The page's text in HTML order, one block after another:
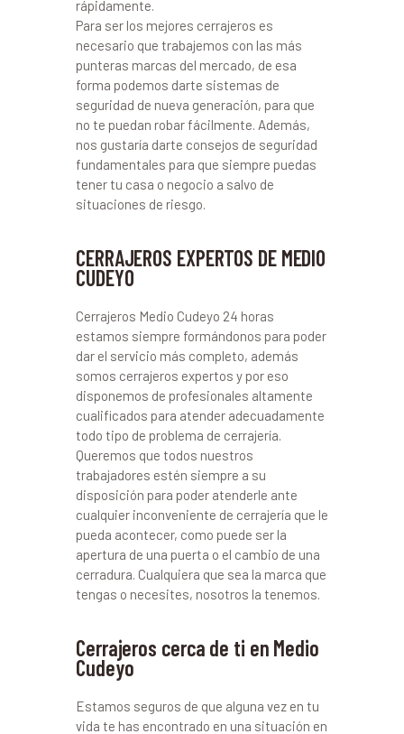
rápidamente.
Para ser los mejores cerrajeros es
necesario que trabajemos con las más
punteras marcas del mercado, de esa
forma podemos darte sistemas de
seguridad de nueva generación, para que
no te puedan robar fácilmente. Además,
nos gustaría darte consejos de seguridad
fundamentales para que siempre puedas
tener tu casa o negocio a salvo de
situaciones de riesgo.
CERRAJEROS EXPERTOS DE MEDIO
CUDEYO
Cerrajeros Medio Cudeyo 24 horas
estamos siempre formándonos para poder
dar el servicio más completo, además
somos cerrajeros expertos y por eso
disponemos de profesionales altamente
cualificados para atender adecuadamente
todo tipo de problema de cerrajería.
Queremos que todos nuestros
trabajadores estén siempre a su
disposición para poder atenderle ante
cualquier inconveniente de cerrajería que le
pueda acontecer, como puede ser la
apertura de una puerta o el cambio de una
cerradura. Cualquiera que sea la marca que
tengas o necesites, nosotros la tenemos.
Cerrajeros cerca de ti en Medio
Cudeyo
Estamos seguros de que alguna vez en tu
vida te has encontrado en una situación en